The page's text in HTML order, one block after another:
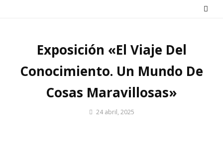
Exposición «El Viaje Del
Conocimiento. Un Mundo De
Cosas Maravillosas»
Por24 abril, 2025